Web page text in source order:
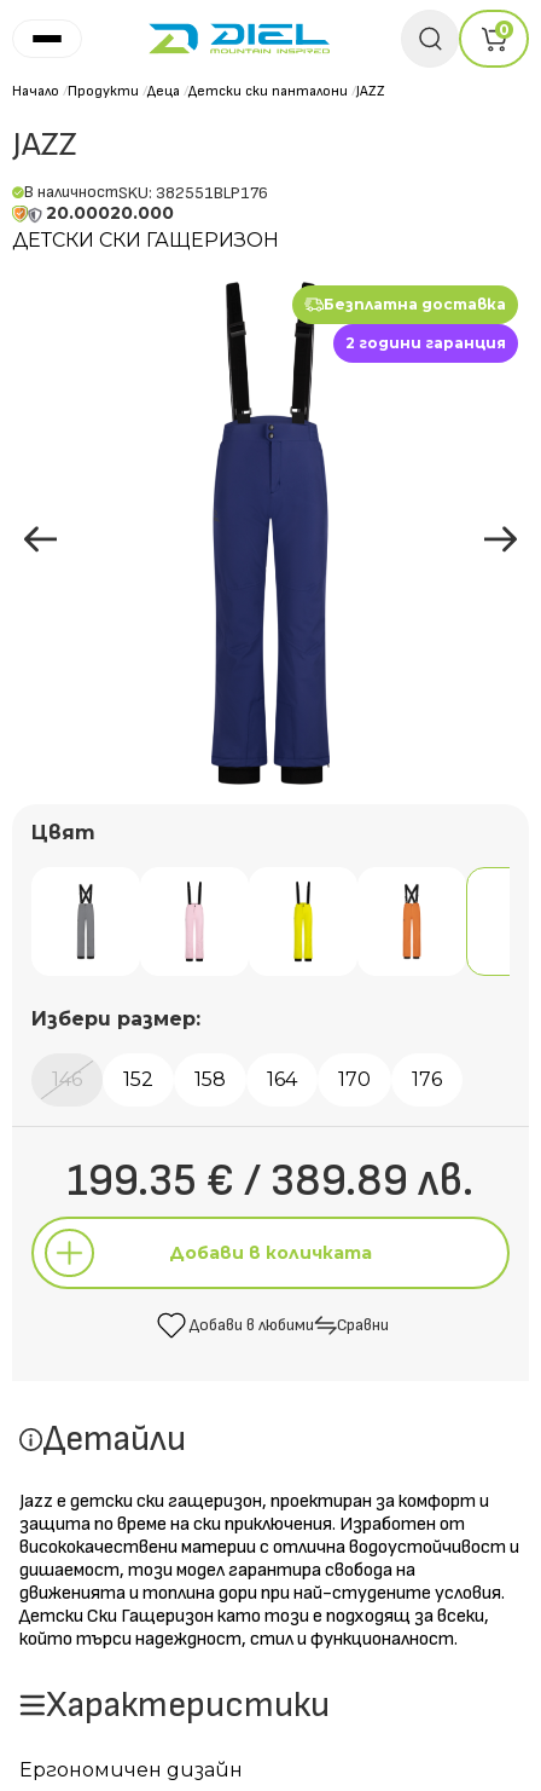
0
Начало /Продукти /Деца /Детски ски панталони /JAZZ
JAZZ
В наличностSKU: 382551BLP176
20.00020.000
ДЕТСКИ СКИ ГАЩЕРИЗОН
Безплатна доставка
2 години гаранция
Цвят
Избери размер:
146 152 158 164 170 176
199.35 € / 389.89 лв.
Добави в количката
Добави в любими Сравни
Детайли
Jazz е детски ски гащеризон, проектиран за комфорт и
защита по време на ски приключения. Изработен от
висококачествени материи с отлична водоустойчивост и
дишаемост, този модел гарантира свобода на
движенията и топлина дори при най-студените условия.
Детски Ски Гащеризон като този е подходящ за всеки,
който търси надеждност, стил и функционалност.
Характеристики
Ергономичен дизайн